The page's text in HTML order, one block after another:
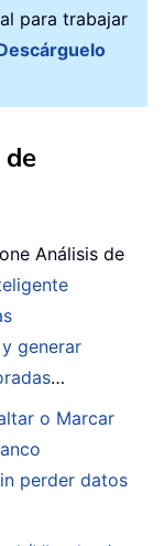
para trabajar
Análisis de
generar
…
o Marcar
perder datos